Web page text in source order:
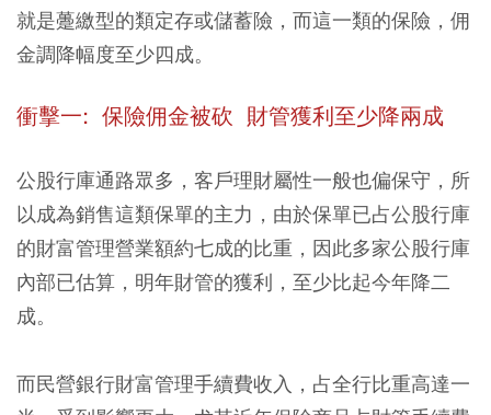
就是躉繳型的類定存或儲蓄險，而這一類的保險，佣
金調降幅度至少四成。
衝擊一: 保險佣金被砍 財管獲利至少降兩成
公股行庫通路眾多，客戶理財屬性一般也偏保守，所
以成為銷售這類保單的主力，由於保單已占公股行庫
的財富管理營業額約七成的比重，因此多家公股行庫
內部已估算，明年財管的獲利，至少比起今年降二
成。
而民營銀行財富管理手續費收入，占全行比重高達一